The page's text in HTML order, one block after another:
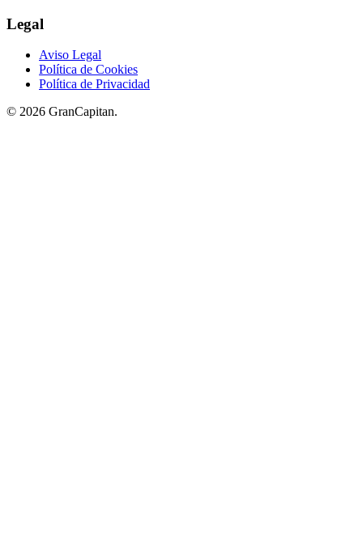
Legal
Aviso Legal
Política de Cookies
Política de Privacidad
© 2026 GranCapitan.